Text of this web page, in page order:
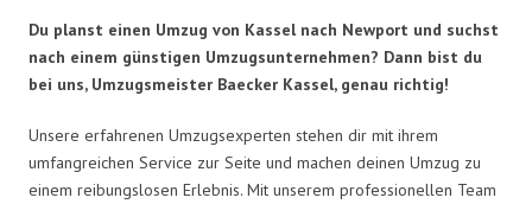
Du planst einen Umzug von Kassel nach Newport und suchst
nach einem günstigen Umzugsunternehmen? Dann bist du
bei uns, Umzugsmeister Baecker Kassel, genau richtig!
Unsere erfahrenen Umzugsexperten stehen dir mit ihrem
umfangreichen Service zur Seite und machen deinen Umzug zu
einem reibungslosen Erlebnis. Mit unserem professionellen Team